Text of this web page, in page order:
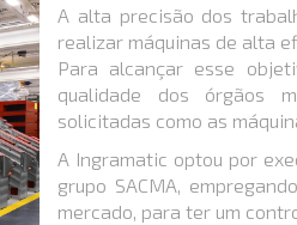
A alta precisão dos
realizar máquinas de alta
Para alcançar esse
qualidade dos órgãos
solicitadas como as
A Ingramatic optou por
grupo SACMA,
mercado, para ter um